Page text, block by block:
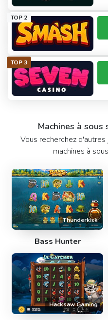
TOP 2
TOP 3
Machines à sous
Vous recherchez
machines à
Thunderkick
Bass Hunter
Hacksaw Gaming